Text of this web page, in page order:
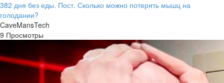
382 дня без еды. Пост. Сколько можно потерять мышц на
голодании?
CaveMansTech
9 Просмотры